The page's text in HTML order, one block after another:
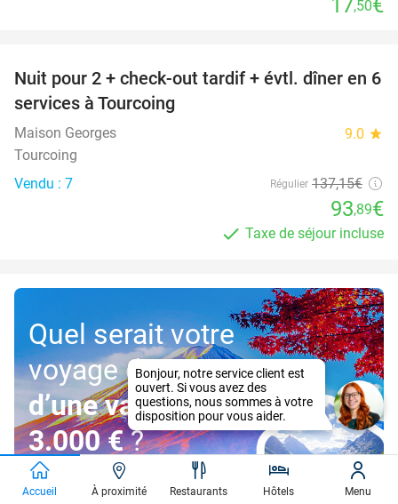
17,50€
32%
Nuit pour 2 + check-out tardif + évtl. dîner en 6
services à Tourcoing
Maison Georges 9.0 star
Tourcoing
Vendu : 7
Régulier 137,15€
93,89€
Taxe de séjour incluse
Quel serait votre
voyage de rêve
d’une valeur de
3.000 €?
Participez!
Accueil À proximité Restaurants Hôtels Menu